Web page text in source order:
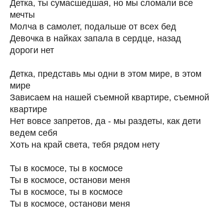
Детка, ты сумасшедшая, но мы сломали все
мечты
Молча в самолет, подальше от всех бед
Девочка в найках запала в сердце, назад
дороги нет
Детка, представь мы одни в этом мире, в этом
мире
Зависаем на нашей съемной квартире, съемной
квартире
Нет вовсе запретов, да - мы раздеты, как дети
ведем себя
Хоть на край света, тебя рядом нету
Ты в космосе, ты в космосе
Ты в космосе, останови меня
Ты в космосе, ты в космосе
Ты в космосе, останови меня